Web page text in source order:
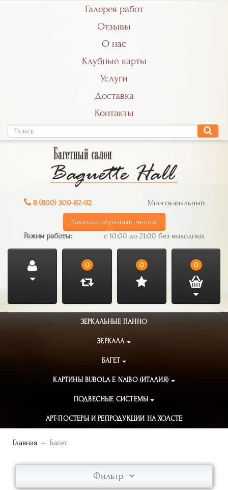
Галерея работ
Отзывы
О нас
Клубные карты
Услуги
Доставка
Контакты
8 (800) 300-82-92 Многоканальный
Заказать обратный звонок
Режим работы: с 10:00 до 21:00 без выходных
0 0 0
ЗЕРКАЛЬНЫЕ ПАННО
ЗЕРКАЛА
БАГЕТ
КАРТИНЫ BUBOLA E NAIBO (ИТАЛИЯ)
ПОДВЕСНЫЕ СИСТЕМЫ
АРТ-ПОСТЕРЫ И РЕПРОДУКЦИИ НА ХОЛСТЕ
Главная Багет
Фильтр